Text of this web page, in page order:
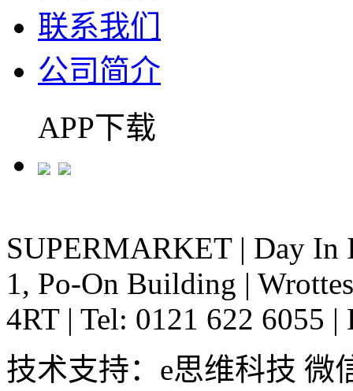
联系我们
公司简介
APP下载
SUPERMARKET | Day In
1, Po-On Building |
4RT | Tel: 0121 622 6055 |
技术支持：e思维科技 微